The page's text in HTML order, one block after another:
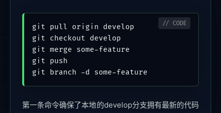
git pull origin develop
git checkout develop
git merge some-feature
git push
第一条命令确保了本地的develop分支拥有最新的代码